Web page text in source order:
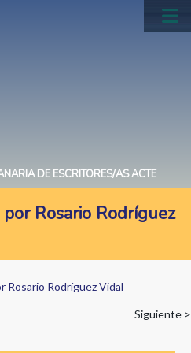
DE ESCRITORES/AS ACTE
Rosario Rodríguez
Rosario Rodríguez Vidal
Siguiente >